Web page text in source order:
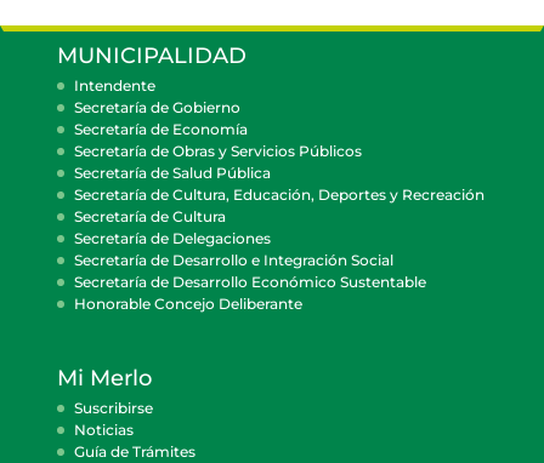
MUNICIPALIDAD
Intendente
Secretaría de Gobierno
Secretaría de Economía
Secretaría de Obras y Servicios Públicos
Secretaría de Salud Pública
Secretaría de Cultura, Educación, Deportes y Recreación
Secretaría de Cultura
Secretaría de Delegaciones
Secretaría de Desarrollo e Integración Social
Secretaría de Desarrollo Económico Sustentable
Honorable Concejo Deliberante
Mi Merlo
Suscribirse
Noticias
Guía de Trámites